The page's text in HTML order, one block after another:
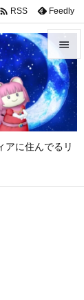
アに住んでるリ


メニュ

サイド

 RSS Feedly